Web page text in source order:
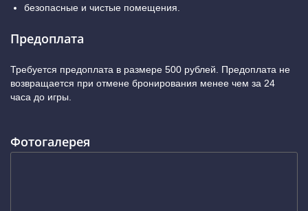
безопасные и чистые помещения.
Предоплата
Требуется предоплата в размере 500 рублей. Предоплата не
возвращается при отмене бронирования менее чем за 24
часа до игры.
Фотогалерея